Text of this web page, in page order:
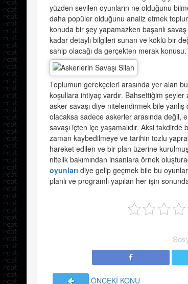
yüzden sevilen oyunların ne olduğunu
daha popüler olduğunu analiz etmek
konuda bir şey yapamazken başarılı
kadar detaylı bilgileri sunan ve köklü bir
sahip olacağı da gerçekten merak konusu.
Toplumun gerekçeleri arasında yer alan
koşullara ihtiyaç vardır. Bahsettiğim şeyler
asker savaşı diye nitelendirmek bile
olacaksa sadece askerler arasında değil,
savaşı içten içe yaşamalıdır. Aksi
zaman kaybedilmeye ve tarihin tozlu
hareket edilen ve bir plan üzerine
nitelik bakımından insanlara örnek
oyunları diye gelip geçmek bile bu
planlı ve programlı yapılan her işin
ÖNCEKİ KONU